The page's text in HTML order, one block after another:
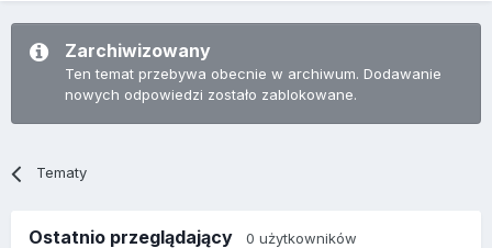
Zarchiwizowany
Ten temat przebywa obecnie w archiwum. Dodawanie
nowych odpowiedzi zostało zablokowane.
Tematy
Ostatnio przeglądający 0 użytkowników